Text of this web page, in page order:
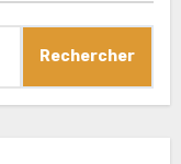
Rechercher